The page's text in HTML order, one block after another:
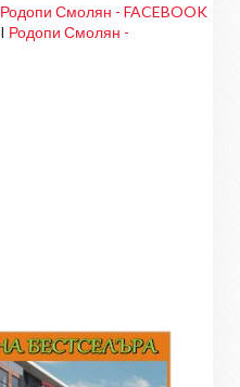
Родопи Смолян - FACEBOOK
I Родопи Смолян -